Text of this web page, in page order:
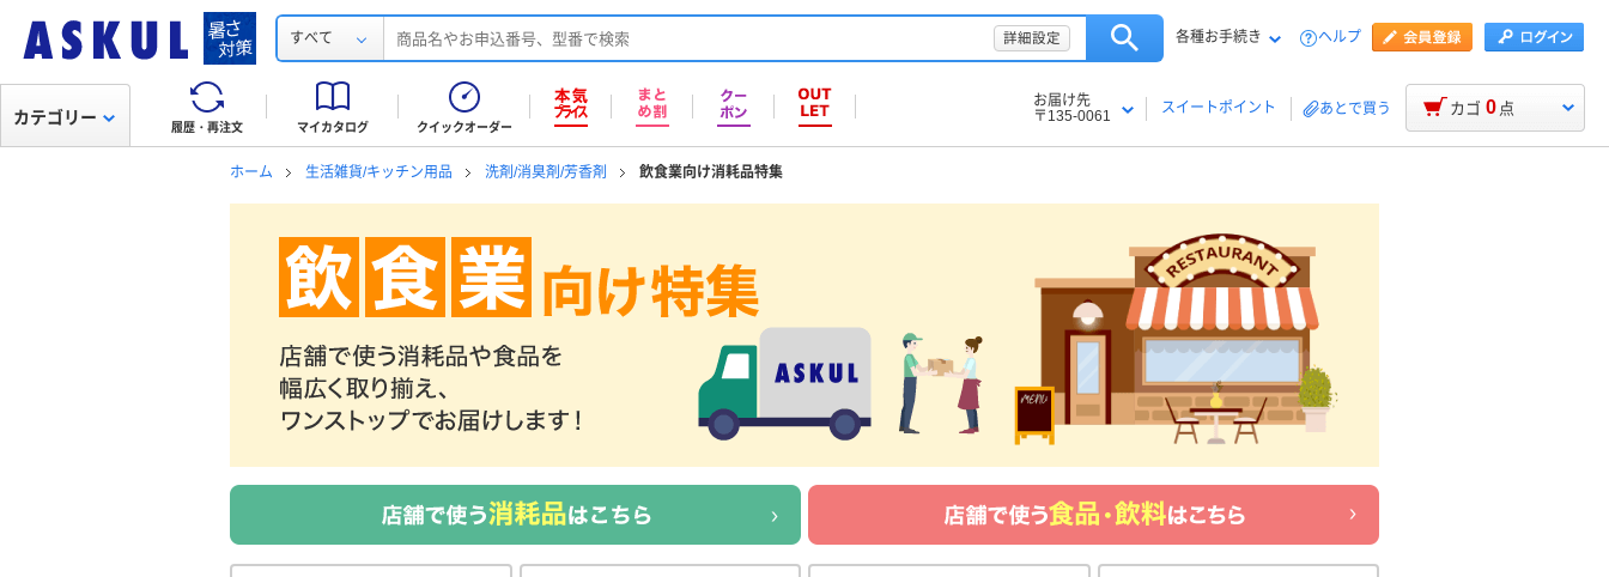
すべて 詳細設定 各種お手続き ヘルプ
履歴・再注文 マイカタログ クイックオーダー
お届け先
〒135-0061
スイートポイント あとで買う
カテゴリー カゴ 0 点
ホーム 生活雑貨/キッチン用品 洗剤/消臭剤/芳香剤 飲食業向け消耗品特集